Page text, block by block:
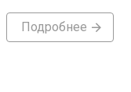
Подробнее